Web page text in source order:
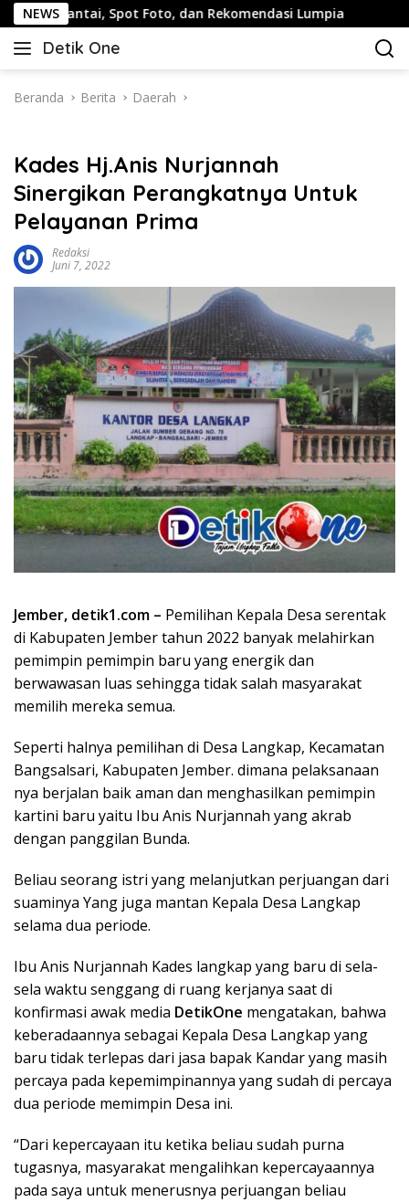
Langsung
ke
konten
NEWS
Foto, dan Rekomendasi Lumpia Panduan
Detik One
Tajam
Fakta
Beranda Berita Daerah
Kades Hj.Anis Nurjannah
Sinergikan Perangkatnya Untuk
Pelayanan Prima
Redaksi
Juni 7, 2022
Jember, detik1.com – Pemilihan Kepala Desa serentak
di Kabupaten Jember tahun 2022 banyak melahirkan
pemimpin pemimpin baru yang energik dan
berwawasan luas sehingga tidak salah masyarakat
memilih mereka semua.
Seperti halnya pemilihan di Desa Langkap, Kecamatan
Bangsalsari, Kabupaten Jember. dimana pelaksanaan
nya berjalan baik aman dan menghasilkan pemimpin
kartini baru yaitu Ibu Anis Nurjannah yang akrab
dengan panggilan Bunda.
Beliau seorang istri yang melanjutkan perjuangan dari
suaminya Yang juga mantan Kepala Desa Langkap
selama dua periode.
Ibu Anis Nurjannah Kades langkap yang baru di sela-
sela waktu senggang di ruang kerjanya saat di
konfirmasi awak media DetikOne mengatakan, bahwa
keberadaannya sebagai Kepala Desa Langkap yang
baru tidak terlepas dari jasa bapak Kandar yang masih
percaya pada kepemimpinannya yang sudah di percaya
dua periode memimpin Desa ini.
“Dari kepercayaan itu ketika beliau sudah purna
tugasnya, masyarakat mengalihkan kepercayaannya
pada saya untuk menerusnya perjuangan beliau